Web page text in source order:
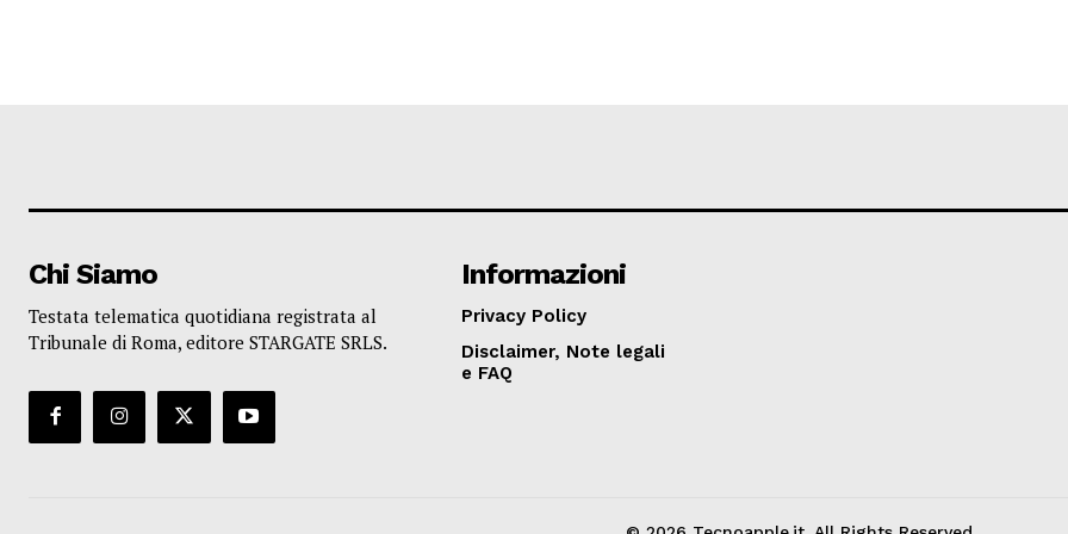
Chi Siamo
Testata telematica quotidiana registrata al
Tribunale di Roma, editore STARGATE SRLS.
Informazioni
Privacy Policy
Disclaimer, Note legali
e FAQ